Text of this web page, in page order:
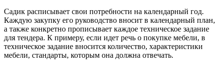
Садик расписывает свои потребности на календарный год.
Каждую закупку его руководство вносит в календарный план,
а также конкретно прописывает каждое техническое задание
для тендера. К примеру, если идет речь о покупке мебели, в
техническое задание вносится количество, характеристики
мебели, стандарты, которым она должна отвечать.